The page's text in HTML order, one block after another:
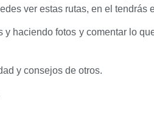
ver estas rutas, en el tendrás
haciendo fotos y comentar lo
y consejos de otros.